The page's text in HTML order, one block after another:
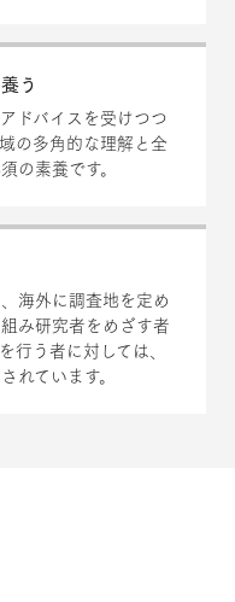
う
ドバイスを受けつつ
の多角的な理解と全
の素養です。
海外に調査地を定め
み研究者をめざす者
行う者に対しては、
れています。